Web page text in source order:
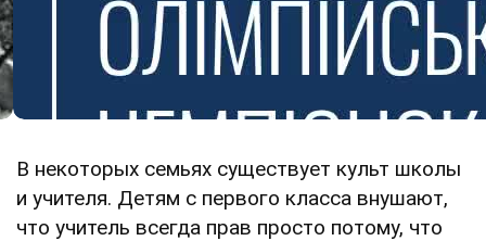
В некоторых семьях существует культ школы
и учителя. Детям с первого класса внушают,
что учитель всегда прав просто потому, что